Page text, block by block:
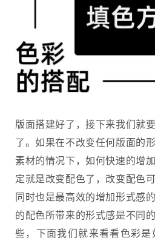
版面搭建好了，接下来我们就
了。如果在不改变任何版面的
素材的情况下，如何快速的增
定就是改变配色了，改变配色
同时也是最高效的增加形式感
的配色所带来的形式感是不同
些，下面我们就来看看色彩